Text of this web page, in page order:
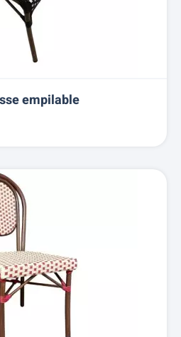
empilable